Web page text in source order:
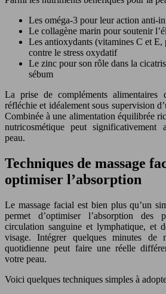
Les oméga-3 pour leur action anti-
Le collagène marin pour soutenir
Les antioxydants (vitamines C et
contre le stress oxydatif
Le zinc pour son rôle dans la
sébum
La prise de compléments
réfléchie et idéalement sous supervision
Combinée à une alimentation équilibrée
nutricosmétique peut significativement
peau.
Techniques de massage
optimiser l’absorption
Le massage facial est bien plus qu’un
permet d’optimiser l’absorption des
circulation sanguine et lymphatique, et
visage. Intégrer quelques minutes de
quotidienne peut faire une réelle
votre peau.
Voici quelques techniques simples à